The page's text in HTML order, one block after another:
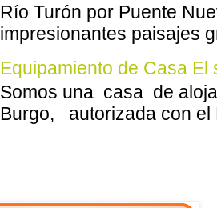
Río Turón por Puente
impresionantes paisajes
Equipamiento de Casa El
Somos una casa de
Burgo, autorizada con el